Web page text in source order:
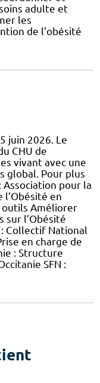
adulte et
les
de l’obésité
juin 2026. Le
CHU de
vivant avec une
global. Pour plus
Association pour la
l’Obésité en
outils Améliorer
sur l’Obésité
: Collectif National
en charge de
: Structure
SFN :